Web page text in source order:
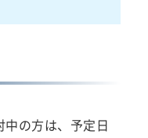
の方は、予定日